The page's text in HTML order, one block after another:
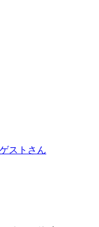
ゲストさん